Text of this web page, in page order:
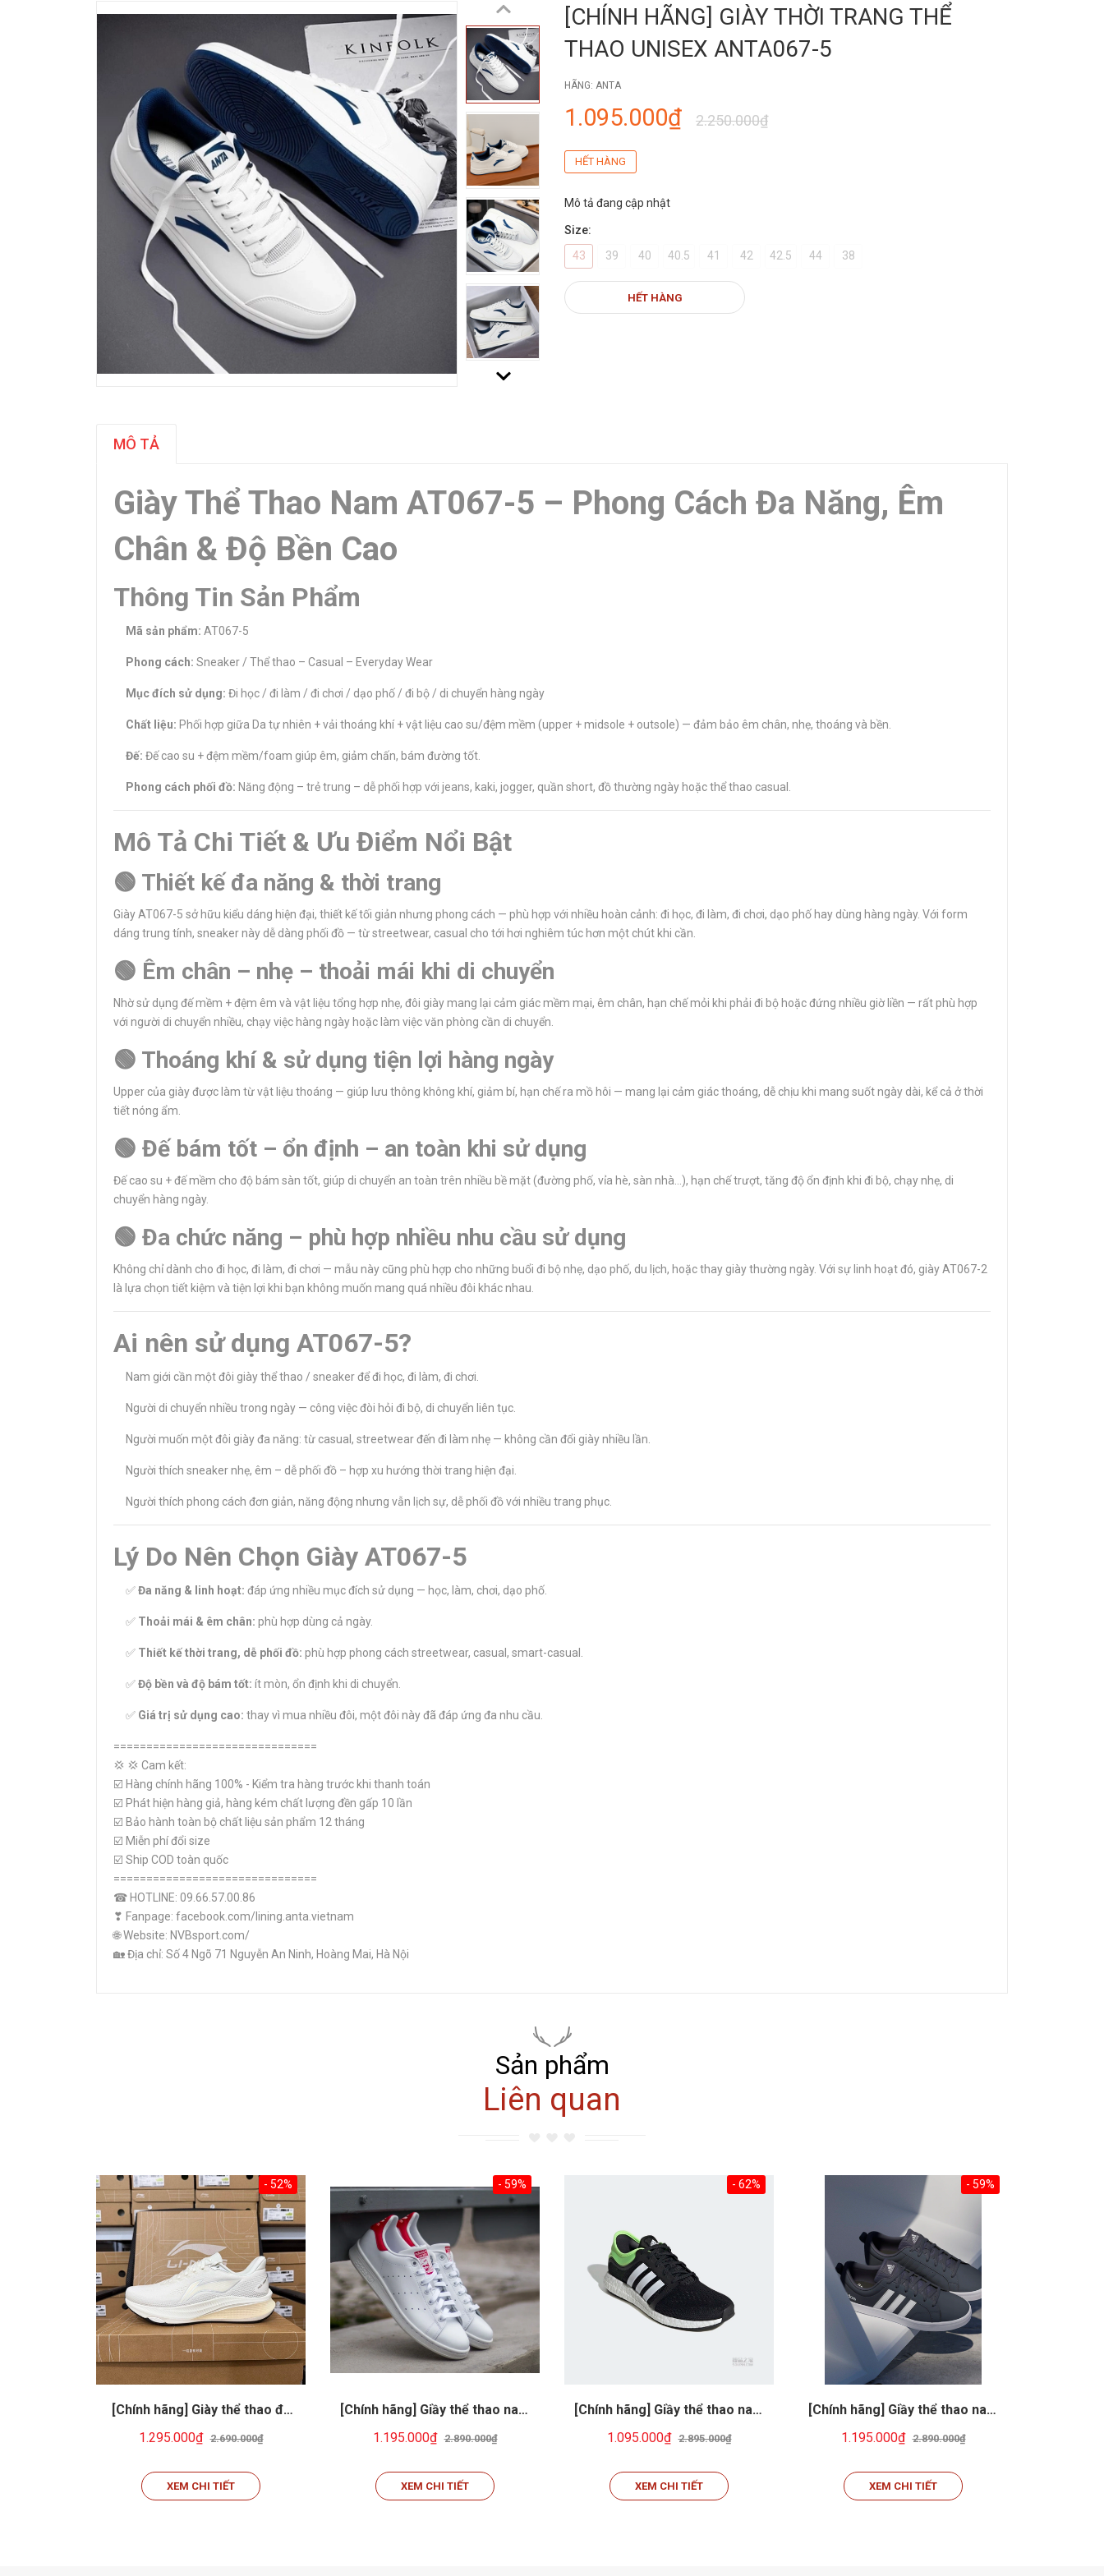
[CHÍNH HÃNG] GIÀY THỜI TRANG THỂ
THAO UNISEX ANTA067-5
HÃNG: ANTA
1.095.000₫ 2.250.000₫
HẾT HÀNG
Mô tả đang cập nhật
Size:
43
39 40 40.5 41 42 42.5 44 38
HẾT HÀNG
MÔ TẢ
Giày Thể Thao Nam AT067-5 – Phong Cách Đa Năng, Êm
Chân & Độ Bền Cao
Thông Tin Sản Phẩm
Mã sản phẩm: AT067-5
Phong cách: Sneaker / Thể thao – Casual – Everyday Wear
Mục đích sử dụng: Đi học / đi làm / đi chơi / dạo phố / đi bộ / di chuyển hàng ngày
Chất liệu: Phối hợp giữa Da tự nhiên + vải thoáng khí + vật liệu cao su/đệm mềm (upper + midsole + outsole) — đảm bảo êm chân, nhẹ, thoáng và bền.
Đế: Đế cao su + đệm mềm/foam giúp êm, giảm chấn, bám đường tốt.
Phong cách phối đồ: Năng động – trẻ trung – dễ phối hợp với jeans, kaki, jogger, quần short, đồ thường ngày hoặc thể thao casual.
Mô Tả Chi Tiết & Ưu Điểm Nổi Bật
🟢 Thiết kế đa năng & thời trang
Giày AT067-5 sở hữu kiểu dáng hiện đại, thiết kế tối giản nhưng phong cách — phù hợp với nhiều hoàn cảnh: đi học, đi làm, đi chơi, dạo phố hay dùng hàng ngày. Với form
dáng trung tính, sneaker này dễ dàng phối đồ — từ streetwear, casual cho tới hơi nghiêm túc hơn một chút khi cần.
🟢 Êm chân – nhẹ – thoải mái khi di chuyển
Nhờ sử dụng đế mềm + đệm êm và vật liệu tổng hợp nhẹ, đôi giày mang lại cảm giác mềm mại, êm chân, hạn chế mỏi khi phải đi bộ hoặc đứng nhiều giờ liền — rất phù hợp
với người di chuyển nhiều, chạy việc hàng ngày hoặc làm việc văn phòng cần di chuyển.
🟢 Thoáng khí & sử dụng tiện lợi hàng ngày
Upper của giày được làm từ vật liệu thoáng — giúp lưu thông không khí, giảm bí, hạn chế ra mồ hôi — mang lại cảm giác thoáng, dễ chịu khi mang suốt ngày dài, kể cả ở thời
tiết nóng ẩm.
🟢 Đế bám tốt – ổn định – an toàn khi sử dụng
Đế cao su + đế mềm cho độ bám sàn tốt, giúp di chuyển an toàn trên nhiều bề mặt (đường phố, vỉa hè, sàn nhà…), hạn chế trượt, tăng độ ổn định khi đi bộ, chạy nhẹ, di
chuyển hàng ngày.
🟢 Đa chức năng – phù hợp nhiều nhu cầu sử dụng
Không chỉ dành cho đi học, đi làm, đi chơi — mẫu này cũng phù hợp cho những buổi đi bộ nhẹ, dạo phố, du lịch, hoặc thay giày thường ngày. Với sự linh hoạt đó, giày AT067-2
là lựa chọn tiết kiệm và tiện lợi khi bạn không muốn mang quá nhiều đôi khác nhau.
Ai nên sử dụng AT067-5?
Nam giới cần một đôi giày thể thao / sneaker để đi học, đi làm, đi chơi.
Người di chuyển nhiều trong ngày — công việc đòi hỏi đi bộ, di chuyển liên tục.
Người muốn một đôi giày đa năng: từ casual, streetwear đến đi làm nhẹ — không cần đổi giày nhiều lần.
Người thích sneaker nhẹ, êm – dễ phối đồ – hợp xu hướng thời trang hiện đại.
Người thích phong cách đơn giản, năng động nhưng vẫn lịch sự, dễ phối đồ với nhiều trang phục.
Lý Do Nên Chọn Giày AT067-5
✅Đa năng & linh hoạt: đáp ứng nhiều mục đích sử dụng — học, làm, chơi, dạo phố.
✅ Thoải mái & êm chân: phù hợp dùng cả ngày.
✅ Thiết kế thời trang, dễ phối đồ: phù hợp phong cách streetwear, casual, smart-casual.
✅Độ bền và độ bám tốt: ít mòn, ổn định khi di chuyển.
✅ Giá trị sử dụng cao: thay vì mua nhiều đôi, một đôi này đã đáp ứng đa nhu cầu.
===============================
💢 💢 Cam kết:
☑️ Hàng chính hãng 100% - Kiểm tra hàng trước khi thanh toán
☑️ Phát hiện hàng giả, hàng kém chất lượng đền gấp 10 lần
☑️ Bảo hành toàn bộ chất liệu sản phẩm 12 tháng
☑️ Miễn phí đổi size
☑️ Ship COD toàn quốc
===============================
☎ HOTLINE: 09.66.57.00.86
❣ Fanpage: facebook.com/lining.anta.vietnam
🌐 Website: NVBsport.com/
🏡 Địa chỉ: Số 4 Ngõ 71 Nguyễn An Ninh, Hoàng Mai, Hà Nội
Sản phẩm
Liên quan
- 52%
[Chính hãng] Giày thể thao đa
pickeball... Li-ning ARPW003-8
1.295.000₫ 2.690.000₫
XEM CHI TIẾT
- 59%
[Chính hãng] Giầy thể thao nam
M20326
1.195.000₫ 2.890.000₫
XEM CHI TIẾT
- 62%
[Chính hãng] Giầy thể thao nam
Marathon Running
1.095.000₫ 2.895.000₫
XEM CHI TIẾT
- 59%
[Chính hãng] Giầy thể thao nam
blue
1.195.000₫ 2.890.000₫
XEM CHI TIẾT